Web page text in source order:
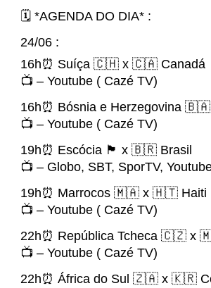
🗓️ *AGENDA DO DIA* :
24/06 :
16h⏰ Suíça 🇨🇭 x 🇨🇦 Canadá
📺 – Youtube ( Cazé TV)
16h⏰ Bósnia e Herzegovina
📺 – Youtube ( Cazé TV)
19h⏰ Escócia 🏴󠁧󠁢󠁳󠁣󠁴󠁿 x 🇧🇷 Brasil
📺 – Globo, SBT, SporTV,
19h⏰ Marrocos 🇲🇦 x 🇭🇹 Haiti
📺 – Youtube ( Cazé TV)
22h⏰ República Tcheca 🇨🇿 x
📺 – Youtube ( Cazé TV)
22h⏰ África do Sul 🇿🇦 x 🇰🇷